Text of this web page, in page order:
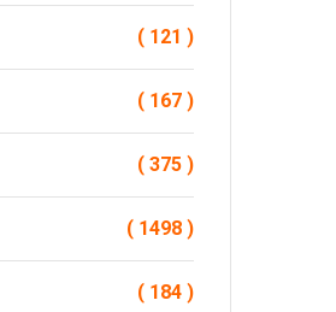
( 121 )
( 167 )
( 375 )
( 1498 )
( 184 )